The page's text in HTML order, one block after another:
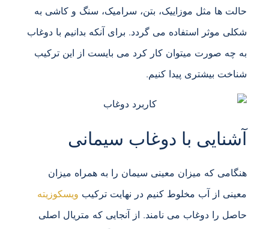
حالت ها مثل موزاییک، بتن، سرامیک، سنگ و کاشی به
شکلی موثر استفاده می گردد. برای آنکه بدانیم با دوغاب
به چه صورت میتوان کار کرد می بایست از این ترکیب
شناخت بیشتری پیدا کنیم.
آشنایی با دوغاب سیمانی
هنگامی که میزان معینی سیمان را به همراه میزان
معینی از آب مخلوط کنیم در نهایت ترکیب ویسکوزیته
حاصل را دوغاب می نامند. از آنجایی که متریال اصلی